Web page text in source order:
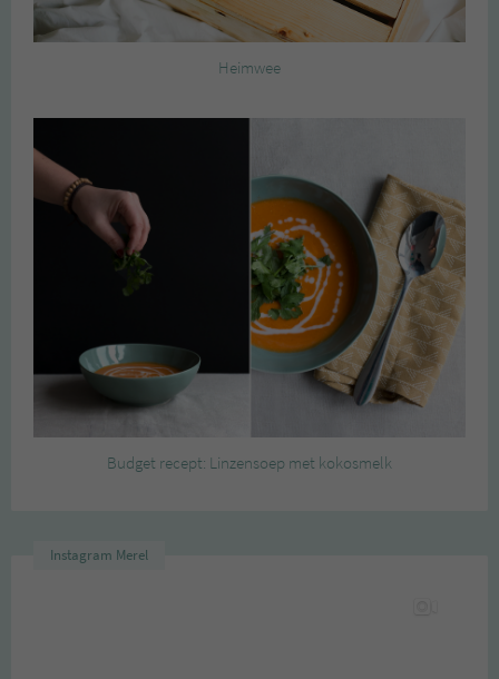
Heimwee
Budget recept: Linzensoep met kokosmelk
Instagram Merel